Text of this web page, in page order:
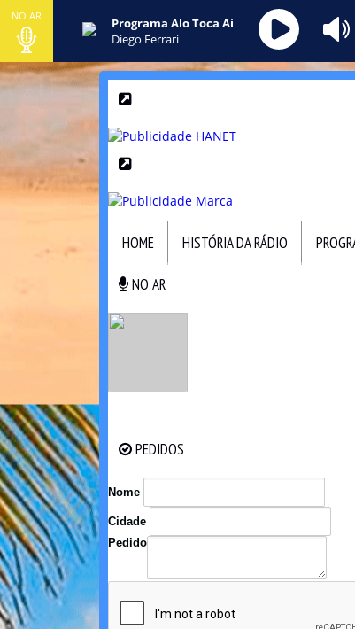
NO AR
Programa Alo Toca Ai
Diego Ferrari
HOME HISTÓRIA DA RÁDIO
NO AR
PEDIDOS
Nome
Cidade
Pedido